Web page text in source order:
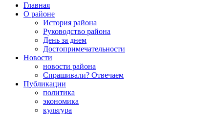
Главная
О районе
История района
Руководство района
День за днем
Достопримечательности
Новости
новости района
Спрашивали? Отвечаем
Публикации
политика
экономика
культура